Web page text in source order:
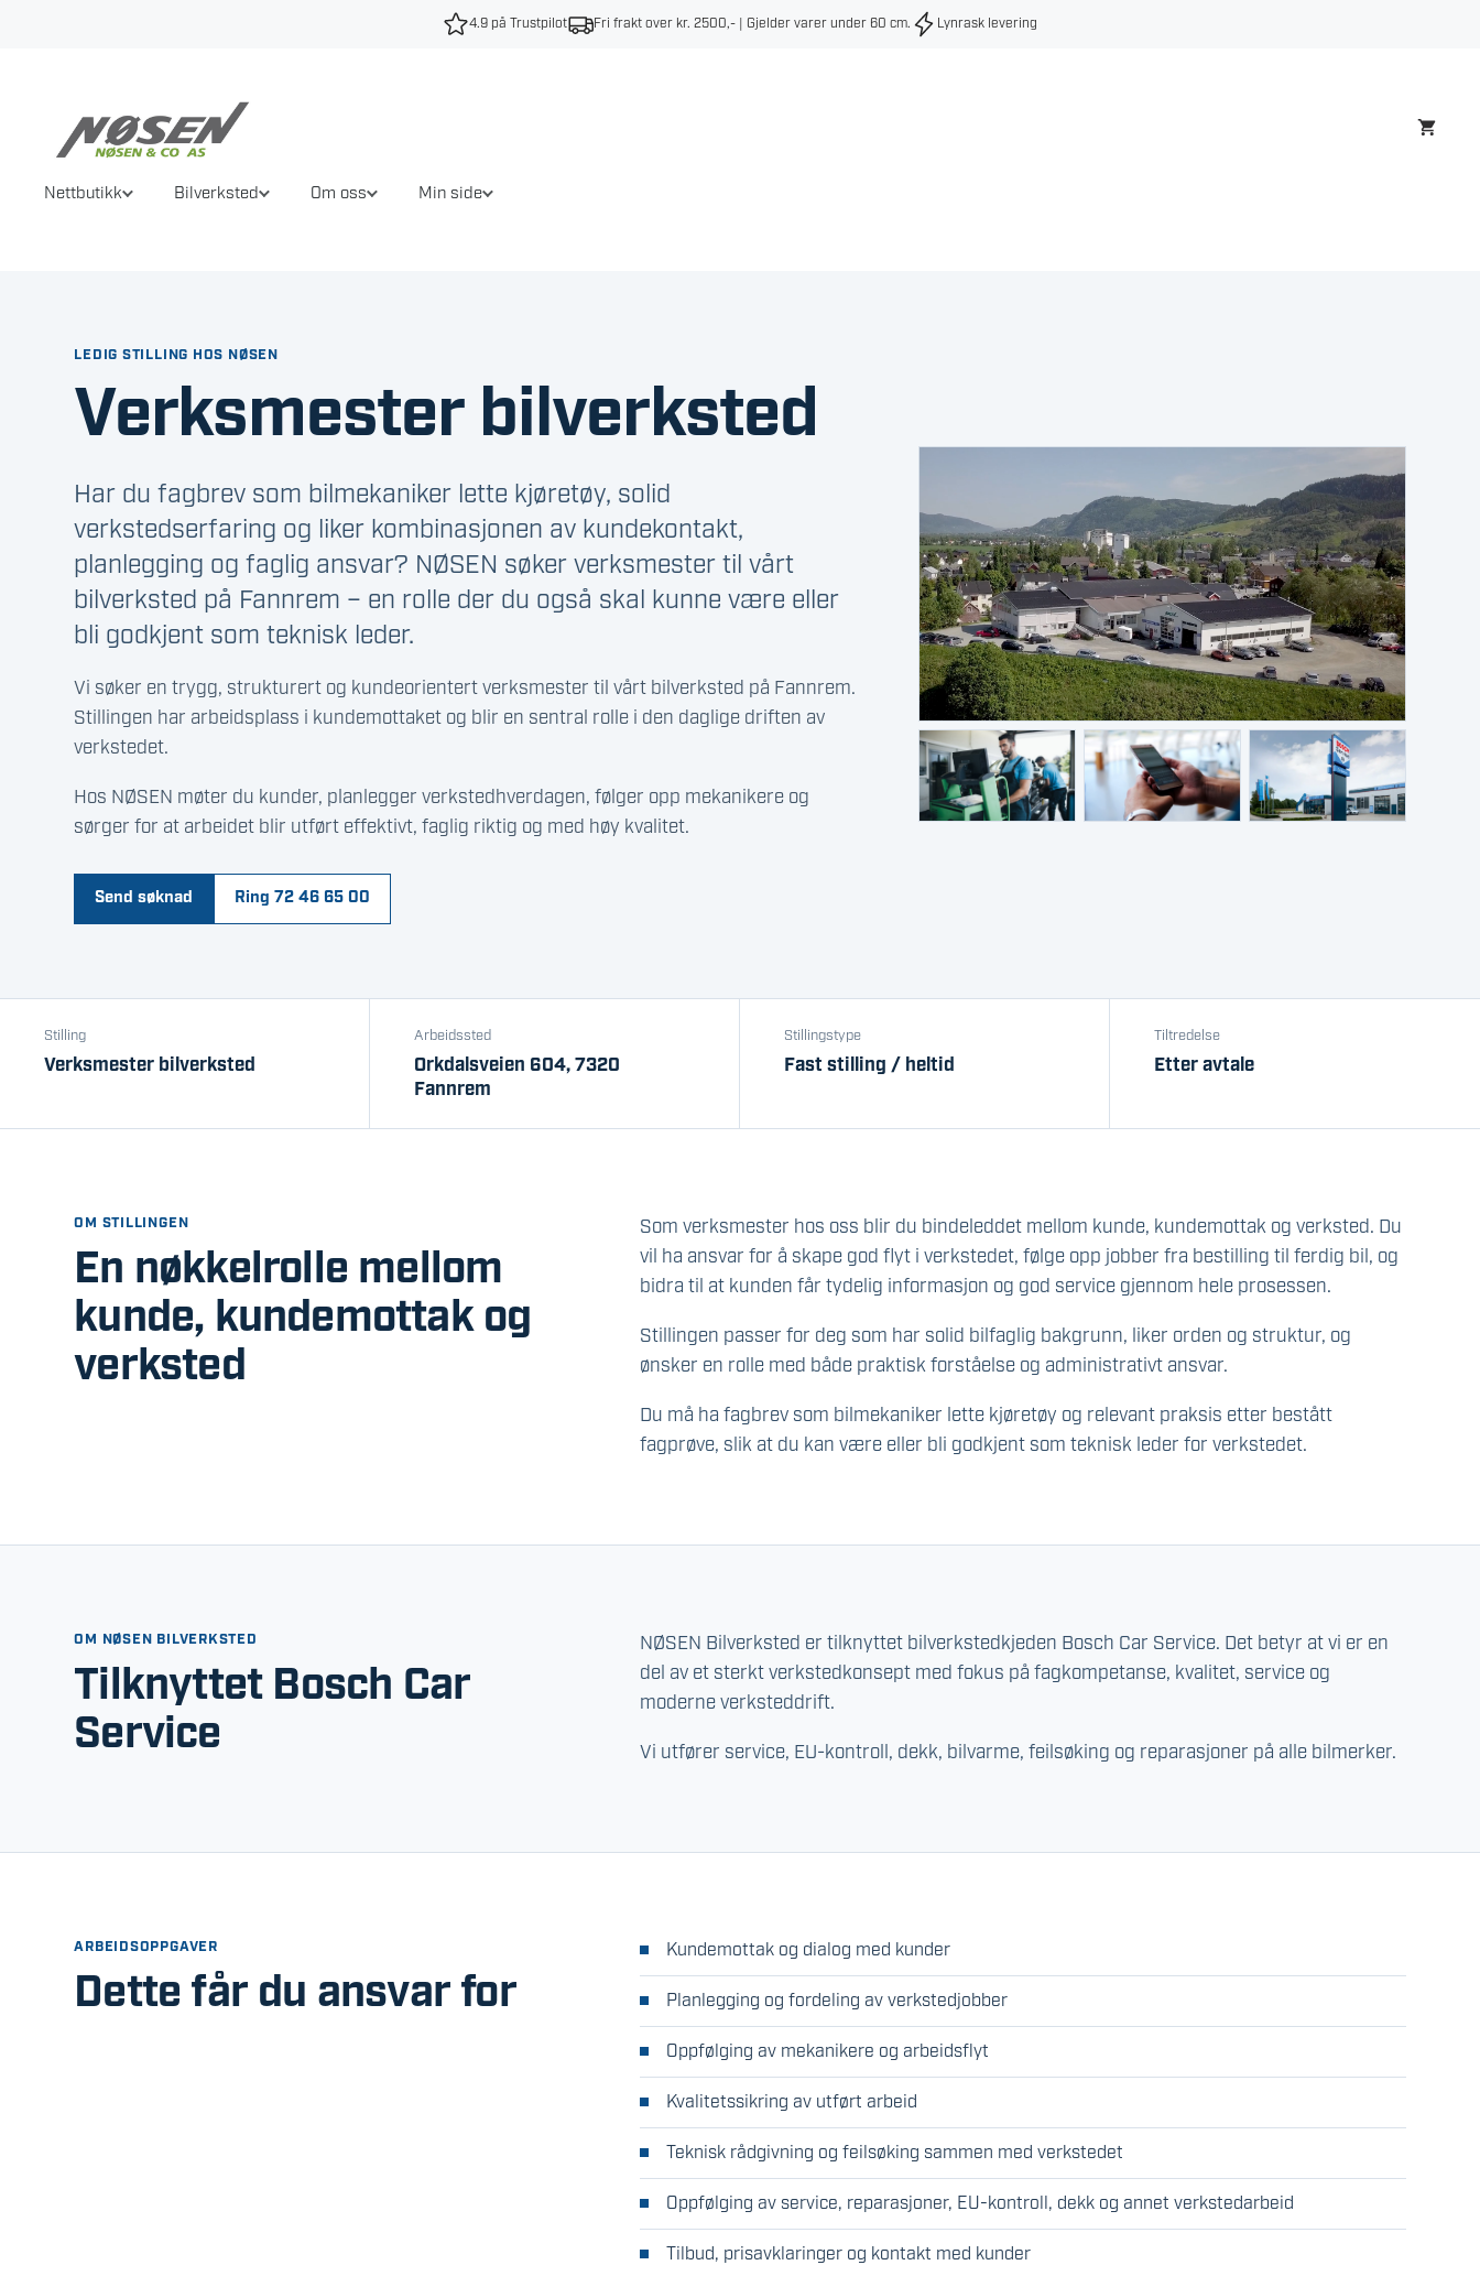
4.9 på Trustpilot Fri frakt over kr. 2500,- | Gjelder varer under 60 cm. Lynrask levering
Nettbutikk Bilverksted Om oss Min side
LEDIG STILLING HOS NØSEN
Verksmester bilverksted
Har du fagbrev som bilmekaniker lette kjøretøy, solid
verkstedserfaring og liker kombinasjonen av kundekontakt,
planlegging og faglig ansvar? NØSEN søker verksmester til vårt
bilverksted på Fannrem – en rolle der du også skal kunne være eller
bli godkjent som teknisk leder.
Vi søker en trygg, strukturert og kundeorientert verksmester til vårt bilverksted på Fannrem.
Stillingen har arbeidsplass i kundemottaket og blir en sentral rolle i den daglige driften av
verkstedet.
Hos NØSEN møter du kunder, planlegger verkstedhverdagen, følger opp mekanikere og
sørger for at arbeidet blir utført effektivt, faglig riktig og med høy kvalitet.
Send søknad Ring 72 46 65 00
Stilling
Verksmester bilverksted
Arbeidssted
Orkdalsveien 604, 7320
Fannrem
Stillingstype
Fast stilling / heltid
Tiltredelse
Etter avtale
OM STILLINGEN
En nøkkelrolle mellom
kunde, kundemottak og
verksted
Som verksmester hos oss blir du bindeleddet mellom kunde, kundemottak og verksted. Du
vil ha ansvar for å skape god flyt i verkstedet, følge opp jobber fra bestilling til ferdig bil, og
bidra til at kunden får tydelig informasjon og god service gjennom hele prosessen.
Stillingen passer for deg som har solid bilfaglig bakgrunn, liker orden og struktur, og
ønsker en rolle med både praktisk forståelse og administrativt ansvar.
Du må ha fagbrev som bilmekaniker lette kjøretøy og relevant praksis etter bestått
fagprøve, slik at du kan være eller bli godkjent som teknisk leder for verkstedet.
OM NØSEN BILVERKSTED
Tilknyttet Bosch Car
Service
NØSEN Bilverksted er tilknyttet bilverkstedkjeden Bosch Car Service. Det betyr at vi er en
del av et sterkt verkstedkonsept med fokus på fagkompetanse, kvalitet, service og
moderne verksteddrift.
Vi utfører service, EU-kontroll, dekk, bilvarme, feilsøking og reparasjoner på alle bilmerker.
ARBEIDSOPPGAVER
Dette får du ansvar for
Kundemottak og dialog med kunder
Planlegging og fordeling av verkstedjobber
Oppfølging av mekanikere og arbeidsflyt
Kvalitetssikring av utført arbeid
Teknisk rådgivning og feilsøking sammen med verkstedet
Oppfølging av service, reparasjoner, EU-kontroll, dekk og annet verkstedarbeid
Tilbud, prisavklaringer og kontakt med kunder